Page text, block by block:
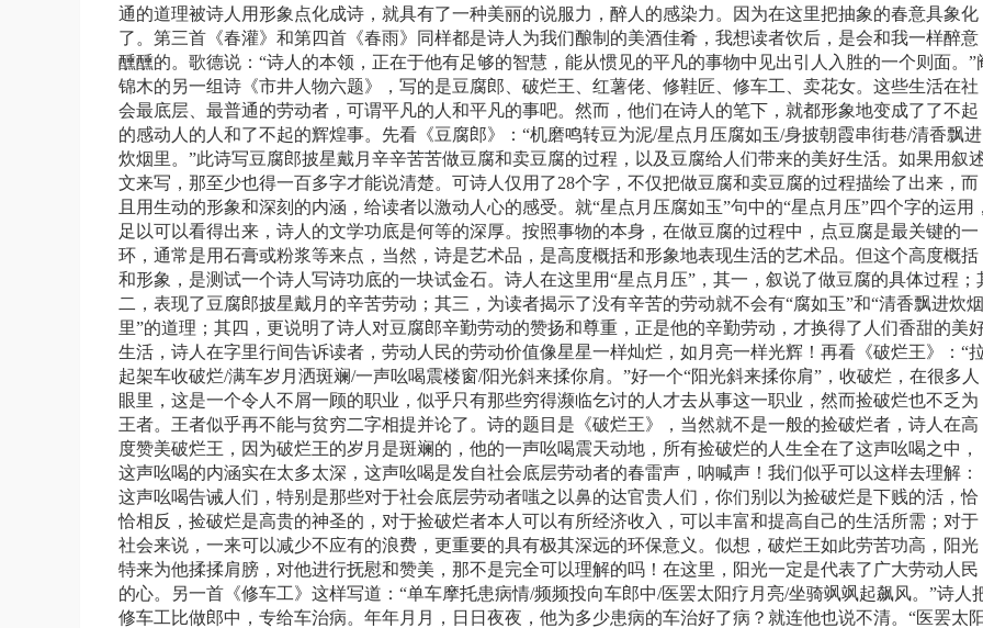
通的道理被诗人用形象点化成诗，就具有了一种美丽的说服力，醉人的感染力。因为在这里把抽象的春意具象化
了。第三首《春灌》和第四首《春雨》同样都是诗人为我们酿制的美酒佳肴，我想读者饮后，是会和我一样醉意
醺醺的。歌德说：“诗人的本领，正在于他有足够的智慧，能从惯见的平凡的事物中见出引人入胜的一个则面。”
锦木的另一组诗《市井人物六题》，写的是豆腐郎、破烂王、红薯佬、修鞋匠、修车工、卖花女。这些生活在社
会最底层、最普通的劳动者，可谓平凡的人和平凡的事吧。然而，他们在诗人的笔下，就都形象地变成了了不起
的感动人的人和了不起的辉煌事。先看《豆腐郎》：“机磨鸣转豆为泥/星点月压腐如玉/身披朝霞串街巷/清香飘进
炊烟里。”此诗写豆腐郎披星戴月辛辛苦苦做豆腐和卖豆腐的过程，以及豆腐给人们带来的美好生活。如果用叙
文来写，那至少也得一百多字才能说清楚。可诗人仅用了28个字，不仅把做豆腐和卖豆腐的过程描绘了出来，而
且用生动的形象和深刻的内涵，给读者以激动人心的感受。就“星点月压腐如玉”句中的“星点月压”四个字的运用，
足以可以看得出来，诗人的文学功底是何等的深厚。按照事物的本身，在做豆腐的过程中，点豆腐是最关键的一
环，通常是用石膏或粉浆等来点，当然，诗是艺术品，是高度概括和形象地表现生活的艺术品。但这个高度概括
和形象，是测试一个诗人写诗功底的一块试金石。诗人在这里用“星点月压”，其一，叙说了做豆腐的具体过程；
二，表现了豆腐郎披星戴月的辛苦劳动；其三，为读者揭示了没有辛苦的劳动就不会有“腐如玉”和“清香飘进炊烟
里”的道理；其四，更说明了诗人对豆腐郎辛勤劳动的赞扬和尊重，正是他的辛勤劳动，才换得了人们香甜的美
生活，诗人在字里行间告诉读者，劳动人民的劳动价值像星星一样灿烂，如月亮一样光辉！再看《破烂王》：“
起架车收破烂/满车岁月洒斑斓/一声吆喝震楼窗/阳光斜来揉你肩。”好一个“阳光斜来揉你肩”，收破烂，在很多人
眼里，这是一个令人不屑一顾的职业，似乎只有那些穷得濒临乞讨的人才去从事这一职业，然而捡破烂也不乏为
王者。王者似乎再不能与贫穷二字相提并论了。诗的题目是《破烂王》，当然就不是一般的捡破烂者，诗人在高
度赞美破烂王，因为破烂王的岁月是斑斓的，他的一声吆喝震天动地，所有捡破烂的人生全在了这声吆喝之中，
这声吆喝的内涵实在太多太深，这声吆喝是发自社会底层劳动者的春雷声，呐喊声！我们似乎可以这样去理解：
这声吆喝告诫人们，特别是那些对于社会底层劳动者嗤之以鼻的达官贵人们，你们别以为捡破烂是下贱的活，恰
恰相反，捡破烂是高贵的神圣的，对于捡破烂者本人可以有所经济收入，可以丰富和提高自己的生活所需；对于
社会来说，一来可以减少不应有的浪费，更重要的具有极其深远的环保意义。似想，破烂王如此劳苦功高，阳光
特来为他揉揉肩膀，对他进行抚慰和赞美，那不是完全可以理解的吗！在这里，阳光一定是代表了广大劳动人民
的心。另一首《修车工》这样写道：“单车摩托患病情/频频投向车郎中/医罢太阳疗月亮/坐骑飒飒起飙风。”诗人
修车工比做郎中，专给车治病。年年月月，日日夜夜，他为多少患病的车治好了病？就连他也说不清。“医罢太阳